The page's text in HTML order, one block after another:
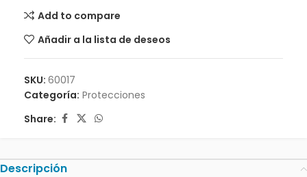
Add to compare
Añadir a la lista de deseos
SKU: 60017
Categoría: Protecciones
Share:
Descripción